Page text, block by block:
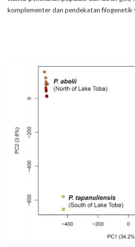
komplementer dan pendekatan filogenetik